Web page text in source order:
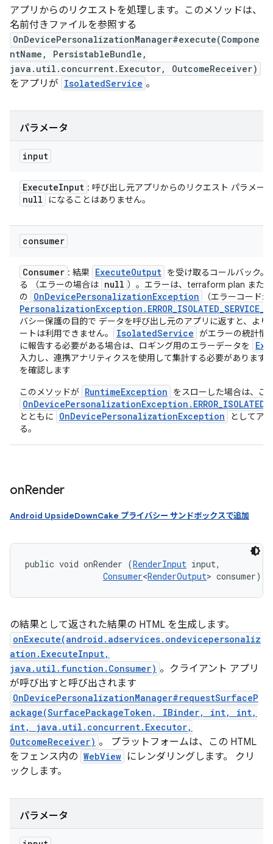
アプリからのリクエストを処理します。このメソッドは、
名前付きファイルを参照する
OnDevicePersonalizationManager#execute(Compone
ntName, PersistableBundle,
java.util.concurrent.Executor, OutcomeReceiver)
をアプリが IsolatedService 。
パラメータ
input
ExecuteInput : 呼び出し元アプリからのリクエスト パラメー
null になることはありません。
consumer
Consumer : 結果 ExecuteOutput を受け取るコールバック。
る （エラーの場合は null ）。エラーは、terraform plan また
の
OnDevicePersonalizationException （エラーコード:
PersonalizationException . ERROR_ISOLATED_SERVICE_
バシー保護の目的で データを呼び出し元のアプリに返すと、より
ートは利用できません。
IsolatedService がエラーの統計情
に報告する必要がある場合は、ロギング用のエラーデータを
入力し、連携アナリティクスを使用して集計する必要があります
を確認します
このメソッドが RuntimeException をスローした場合は、こ
とともに OnDevicePersonalizationException
としてア
る。
onRender
Android UpsideDownCake プライバシー サンドボックスで追加
public void onRender (RenderInput input,
Consumer<RenderOutput> consumer)
の結果として返された結果の HTML を生成します。
onExecute(android.adservices.ondevicepersonaliz
ation.ExecuteInput,
java.util.function.Consumer) 。クライアント アプリ
が呼び出すと呼び出されます
OnDevicePersonalizationManager#requestSurfaceP
ackage(SurfacePackageToken, IBinder, int, int,
int, java.util.concurrent.Executor,
OutcomeReceiver) 。 プラットフォームは、この HTML
をフェンス内の WebView にレンダリングします。 クリ
ックします。
パラメータ